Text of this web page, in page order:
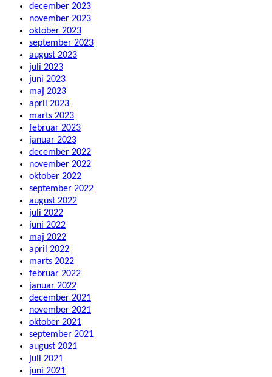
december 2023
november 2023
oktober 2023
september 2023
august 2023
juli 2023
juni 2023
maj 2023
april 2023
marts 2023
februar 2023
januar 2023
december 2022
november 2022
oktober 2022
september 2022
august 2022
juli 2022
juni 2022
maj 2022
april 2022
marts 2022
februar 2022
januar 2022
december 2021
november 2021
oktober 2021
september 2021
august 2021
juli 2021
juni 2021